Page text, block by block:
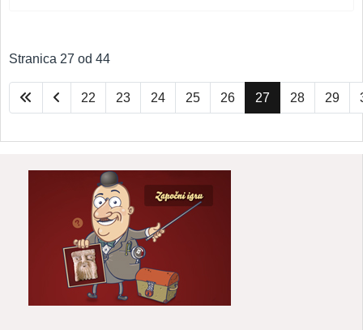
Stranica 27 od 44
22 23 24 25 26 27 28 29